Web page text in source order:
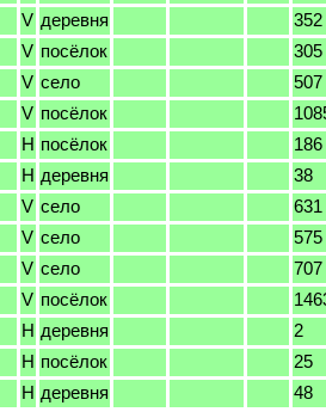
V деревня
352
V посёлок
305
V село
507
V посёлок
H посёлок
186
H деревня
38
V село
631
V село
575
V село
707
V посёлок
H деревня
2
H посёлок
25
H деревня 48